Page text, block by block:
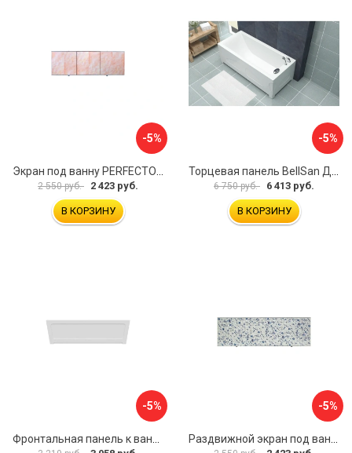
-5%
Экран под ванну PERFECTO LINEA 36-000157
2 550 руб. 2 423 руб.
В КОРЗИНУ
-5%
Торцевая панель BellSan Даниелла 4627171531049
6 750 руб. 6 413 руб.
В КОРЗИНУ
-5% -5%